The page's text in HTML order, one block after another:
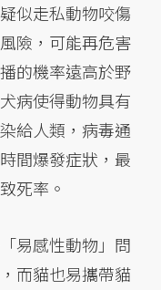
似走私動物咬傷
險，可能再危害
的機率遠高於野
病使得動物具有
給人類，病毒通
間爆發症狀，最
死率。
易感性動物」問
而貓也易攜帶貓